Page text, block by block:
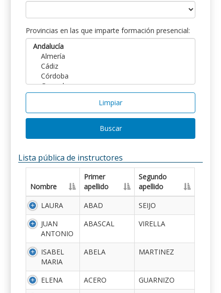
Provincias en las que imparte formación presencial:
Limpiar
Buscar
Lista pública de instructores
Nombre
Primer
apellido
Segundo
apellido
LAURA
ABAD
SEIJO
JUAN
ANTONIO
ABASCAL VIRELLA
ISABEL
MARIA
ABELA MARTINEZ
ELENA ACERO
GUARNIZO